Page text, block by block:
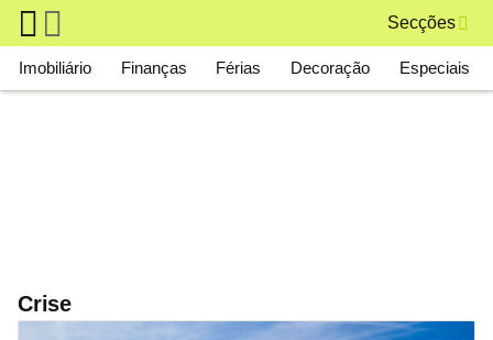
Skip to main content
Secções
Main navigation
Imobiliário Finanças Férias Decoração Especiais
Crise